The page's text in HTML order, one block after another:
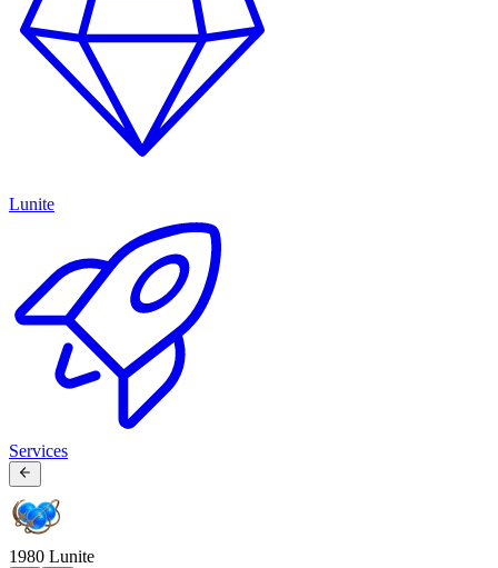
Lunite
Services
1980 Lunite